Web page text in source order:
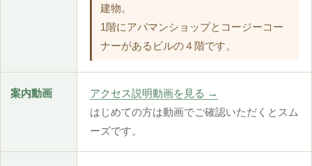
建物。
1階にアパマンショップとコージーコー
ナーがあるビルの４階です。
案内動画
アクセス説明動画を見る →
はじめての方は動画でご確認いただくとスム
ーズです。